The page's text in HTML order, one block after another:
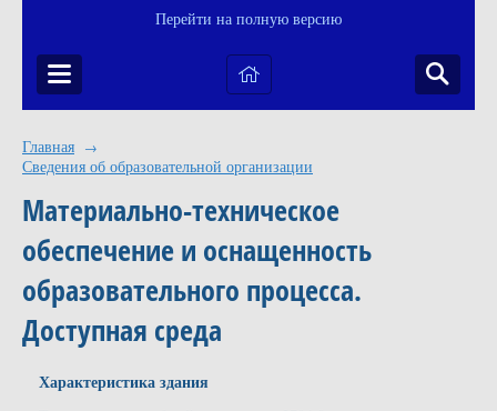
Перейти на полную версию
Главная →
Сведения об образовательной организации
Материально-техническое
обеспечение и оснащенность
образовательного процесса.
Доступная среда
Характеристика здания